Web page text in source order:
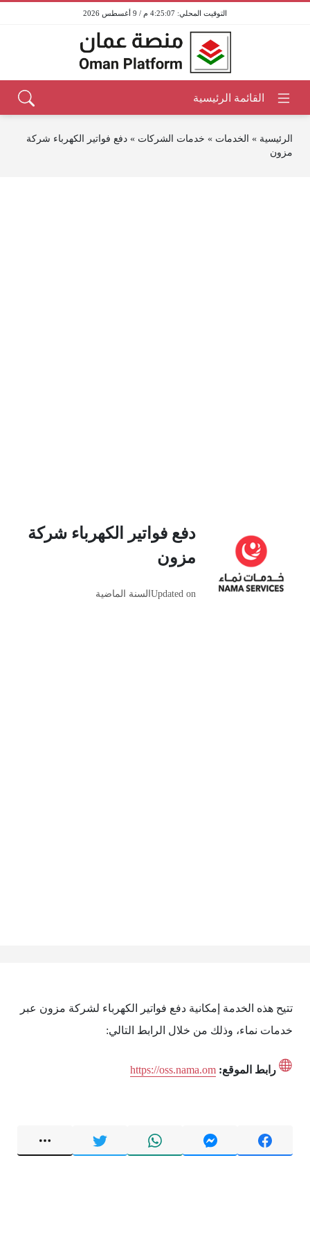
4:25:07 م / 9 أغسطس 2026
الرئيسية » الخدمات » خدمات الشركات » دفع فواتير الكهرباء شركة
مزون
دفع فواتير الكهرباء شركة
مزون
Updated on السنة الماضية
تتيح هذه الخدمة إمكانية دفع فواتير الكهرباء لشركة مزون عبر
خدمات نماء، وذلك من خلال الرابط التالي:
رابط الموقع: https://oss.nama.om